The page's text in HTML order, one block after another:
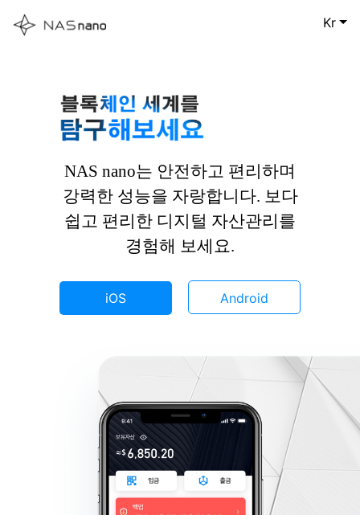
Kr
NAS nano는 안전하고 편리하며
강력한 성능을 자랑합니다. 보다
쉽고 편리한 디지털 자산관리를
경험해 보세요.
iOS Android